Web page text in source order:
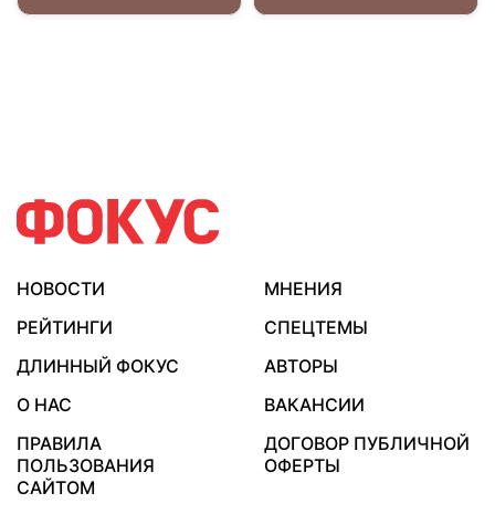
НОВОСТИ
МНЕНИЯ
РЕЙТИНГИ
СПЕЦТЕМЫ
ДЛИННЫЙ ФОКУС
АВТОРЫ
О НАС
ВАКАНСИИ
ПРАВИЛА
ПОЛЬЗОВАНИЯ
САЙТОМ
ДОГОВОР ПУБЛИЧНОЙ
ОФЕРТЫ